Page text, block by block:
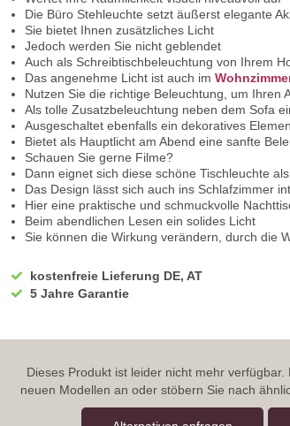
Die Büro Stehleuchte setzt äußerst elegante
Sie bietet Ihnen zusätzliches Licht
Jedoch werden Sie nicht geblendet
Auch als Schreibtischbeleuchtung von Ihrem
Das angenehme Licht ist auch im
Nutzen Sie die richtige Beleuchtung, um Ihren
Als tolle Zusatzbeleuchtung neben dem Sofa
Ausgeschaltet ebenfalls ein dekoratives
Bietet als Hauptlicht am Abend eine sanfte
Schauen Sie gerne Filme?
Dann eignet sich diese schöne Tischleuchte
Das Design lässt sich auch ins Schlafzimmer
Hier eine praktische und schmuckvolle
Beim abendlichen Lesen ein solides Licht
Sie können die Wirkung verändern, durch die
Geeignet mit starker Lichtleistung und
Lichtfarbton
Hierdurch können Sie Ihre Aufmerksamkeit
Über den normalen Lichtschalter steuerbar
Volle Leuchtkraft von 100% erhalten Sie beim
Optimale Beleuchtung zum Lesen, Lernen,
kostenfreie Lieferung DE, AT
5 Jahre Garantie
Dieses Produkt ist leider nicht mehr
neuen Modellen an oder stöbern Sie nach